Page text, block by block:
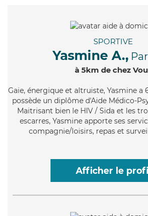
SPORTIVE
Yasmine A.,
à 5km de chez
Gaie, énergique et altruiste, Yasmine a
possède un diplôme d'Aide Médico-
Maitrisant bien le HIV / Sida et les
escarres, Yasmine apporte ses
compagnie/loisirs, repas et
Afficher le profil